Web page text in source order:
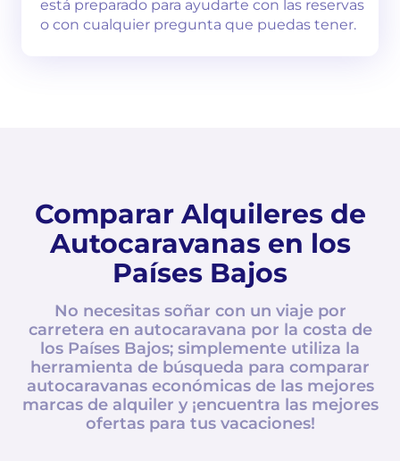
está preparado para ayudarte con las reservas
o con cualquier pregunta que puedas tener.
Comparar Alquileres de
Autocaravanas en los
Países Bajos
No necesitas soñar con un viaje por
carretera en autocaravana por la costa de
los Países Bajos; simplemente utiliza la
herramienta de búsqueda para comparar
autocaravanas económicas de las mejores
marcas de alquiler y ¡encuentra las mejores
ofertas para tus vacaciones!